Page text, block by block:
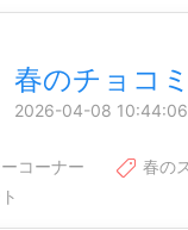
春のチョコ
2026-04-08 10:44:06
コーナー
春の